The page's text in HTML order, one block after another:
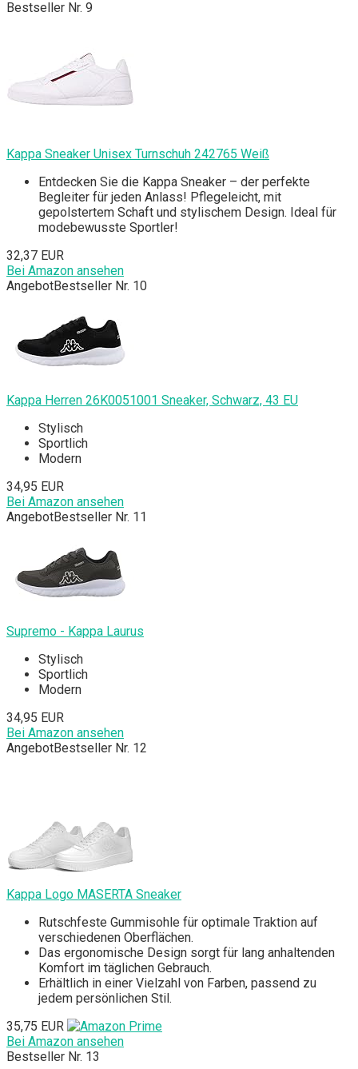
Bestseller Nr. 9
Kappa Sneaker Unisex Turnschuh 242765 Weiß
Entdecken Sie die Kappa Sneaker – der perfekte
Begleiter für jeden Anlass! Pflegeleicht, mit
gepolstertem Schaft und stylischem Design. Ideal für
modebewusste Sportler!
32,37 EUR
Bei Amazon ansehen
AngebotBestseller Nr. 10
Kappa Herren 26K0051001 Sneaker, Schwarz, 43 EU
Stylisch
Sportlich
Modern
34,95 EUR
Bei Amazon ansehen
AngebotBestseller Nr. 11
Supremo - Kappa Laurus
Stylisch
Sportlich
Modern
34,95 EUR
Bei Amazon ansehen
AngebotBestseller Nr. 12
Kappa Logo MASERTA Sneaker
Rutschfeste Gummisohle für optimale Traktion auf
verschiedenen Oberflächen.
Das ergonomische Design sorgt für lang anhaltenden
Komfort im täglichen Gebrauch.
Erhältlich in einer Vielzahl von Farben, passend zu
jedem persönlichen Stil.
35,75 EUR
Bei Amazon ansehen
Bestseller Nr. 13